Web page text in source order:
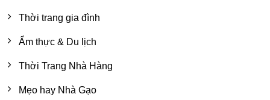
Thời trang gia đình
Ẩm thực & Du lịch
Thời Trang Nhà Hàng
Mẹo hay Nhà Gạo